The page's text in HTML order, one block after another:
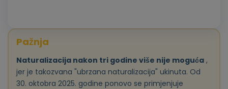
Pažnja
Naturalizacija nakon tri godine više nije moguća ,
jer je takozvana "ubrzana naturalizacija" ukinuta. Od
30. oktobra 2025. godine ponovo se primjenjuje